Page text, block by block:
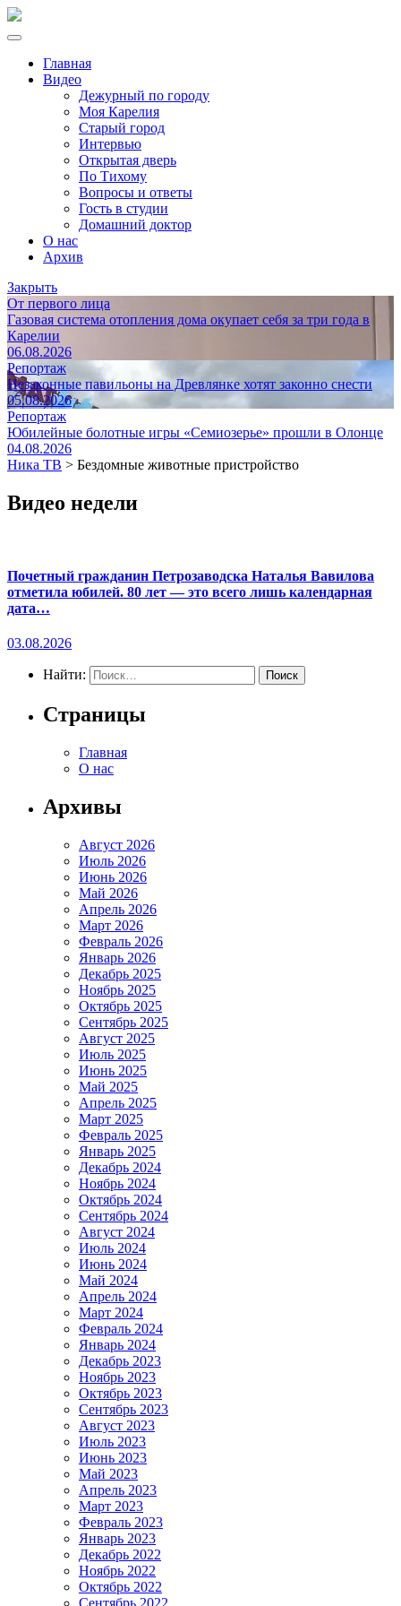
Главная
Видео
Дежурный по городу
Моя Карелия
Старый город
Интервью
Открытая дверь
По Тихому
Вопросы и ответы
Гость в студии
Домашний доктор
О нас
Архив
Закрыть
От первого лица
Газовая система отопления дома окупает себя за три года в
Карелии
06.08.2026
Репортаж
Незаконные павильоны на Древлянке хотят законно снести
05.08.2026
Репортаж
Юбилейные болотные игры «Семиозерье» прошли в Олонце
04.08.2026
Ника ТВ > Бездомные животные пристройство
Видео недели
Почетный гражданин Петрозаводска Наталья Вавилова
отметила юбилей. 80 лет — это всего лишь календарная
дата…
03.08.2026
Найти:
Страницы
Главная
О нас
Архивы
Август 2026
Июль 2026
Июнь 2026
Май 2026
Апрель 2026
Март 2026
Февраль 2026
Январь 2026
Декабрь 2025
Ноябрь 2025
Октябрь 2025
Сентябрь 2025
Август 2025
Июль 2025
Июнь 2025
Май 2025
Апрель 2025
Март 2025
Февраль 2025
Январь 2025
Декабрь 2024
Ноябрь 2024
Октябрь 2024
Сентябрь 2024
Август 2024
Июль 2024
Июнь 2024
Май 2024
Апрель 2024
Март 2024
Февраль 2024
Январь 2024
Декабрь 2023
Ноябрь 2023
Октябрь 2023
Сентябрь 2023
Август 2023
Июль 2023
Июнь 2023
Май 2023
Апрель 2023
Март 2023
Февраль 2023
Январь 2023
Декабрь 2022
Ноябрь 2022
Октябрь 2022
Сентябрь 2022